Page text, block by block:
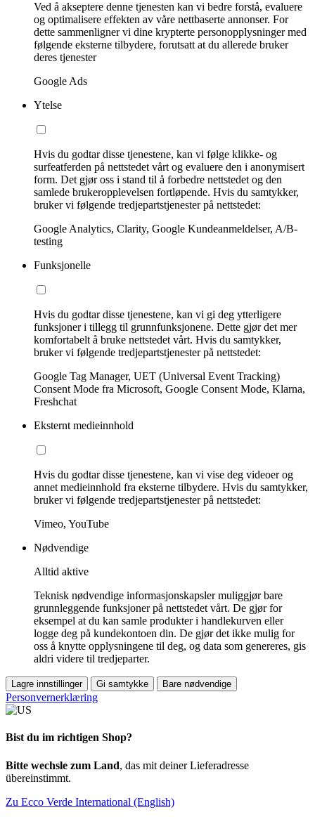
Ved å akseptere denne tjenesten kan vi bedre forstå, evaluere
og optimalisere effekten av våre nettbaserte annonser. For
dette sammenligner vi dine krypterte personopplysninger med
følgende eksterne tilbydere, forutsatt at du allerede bruker
deres tjenester
Google Ads
Ytelse
Hvis du godtar disse tjenestene, kan vi følge klikke- og
surfeatferden på nettstedet vårt og evaluere den i anonymisert
form. Det gjør oss i stand til å forbedre nettstedet og den
samlede brukeropplevelsen fortløpende. Hvis du samtykker,
bruker vi følgende tredjepartstjenester på nettstedet:
Google Analytics, Clarity, Google Kundeanmeldelser, A/B-
testing
Funksjonelle
Hvis du godtar disse tjenestene, kan vi gi deg ytterligere
funksjoner i tillegg til grunnfunksjonene. Dette gjør det mer
komfortabelt å bruke nettstedet vårt. Hvis du samtykker,
bruker vi følgende tredjepartstjenester på nettstedet:
Google Tag Manager, UET (Universal Event Tracking)
Consent Mode fra Microsoft, Google Consent Mode, Klarna,
Freshchat
Eksternt medieinnhold
Hvis du godtar disse tjenestene, kan vi vise deg videoer og
annet medieinnhold fra eksterne tilbydere. Hvis du samtykker,
bruker vi følgende tredjepartstjenester på nettstedet:
Vimeo, YouTube
Nødvendige
Alltid aktive
Teknisk nødvendige informasjonskapsler muliggjør bare
grunnleggende funksjoner på nettstedet vårt. De gjør for
eksempel at du kan samle produkter i handlekurven eller
logge deg på kundekontoen din. De gjør det ikke mulig for
oss å knytte opplysningene til deg, og data som genereres, gis
aldri videre til tredjeparter.
Lagre innstillinger Gi samtykke Bare nødvendige
Personvernerklæring
Bist du im richtigen Shop?
Bitte wechsle zum Land, das mit deiner Lieferadresse
übereinstimmt.
Zu Ecco Verde International (English)